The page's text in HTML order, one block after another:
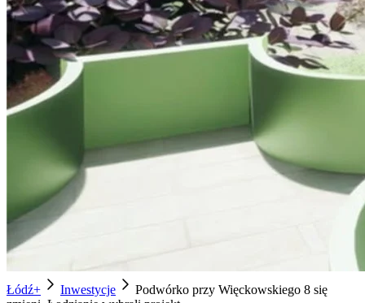
Łódź+ Inwestycje
Podwórko przy Więckowskiego 8 się